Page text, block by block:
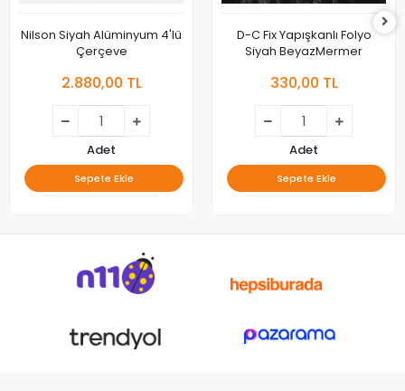
Nilson Siyah Alüminyum 4'lü
Çerçeve
2.880,00 TL
Adet
Sepete Ekle
D-C Fix Yapışkanlı Folyo
Siyah BeyazMermer
330,00 TL
Adet
Sepete Ekle